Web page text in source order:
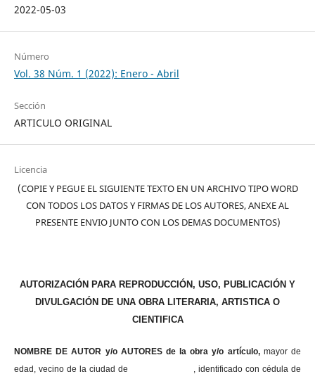
2022-05-03
Número
Vol. 38 Núm. 1 (2022): Enero - Abril
Sección
ARTICULO ORIGINAL
Licencia
(COPIE Y PEGUE EL SIGUIENTE TEXTO EN UN ARCHIVO TIPO WORD
CON TODOS LOS DATOS Y FIRMAS DE LOS AUTORES, ANEXE AL
PRESENTE ENVIO JUNTO CON LOS DEMAS DOCUMENTOS)
AUTORIZACIÓN PARA REPRODUCCIÓN, USO, PUBLICACIÓN Y
DIVULGACIÓN DE UNA OBRA LITERARIA, ARTISTICA O
CIENTIFICA
NOMBRE DE AUTOR y/o AUTORES de la obra y/o artículo, mayor de
edad, vecino de la ciudad de , identificado con cédula de